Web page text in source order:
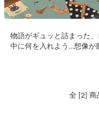
物語がギュッと詰まった
中に何を入れよう…想像が
全 [2] 商